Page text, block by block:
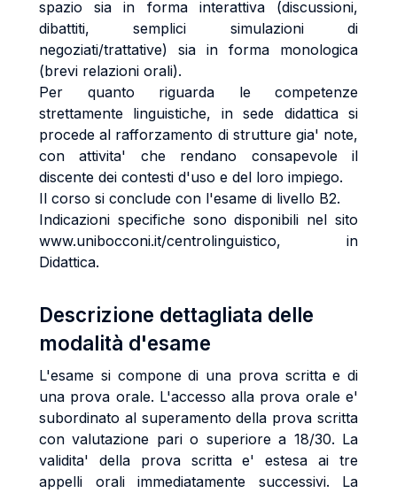
spazio sia in forma interattiva (discussioni,
dibattiti, semplici simulazioni di
negoziati/trattative) sia in forma monologica
(brevi relazioni orali).
Per quanto riguarda le competenze
strettamente linguistiche, in sede didattica si
procede al rafforzamento di strutture gia' note,
con attivita' che rendano consapevole il
discente dei contesti d'uso e del loro impiego.
Il corso si conclude con l'esame di livello B2.
Indicazioni specifiche sono disponibili nel sito
www.unibocconi.it/centrolinguistico, in
Didattica.
Descrizione dettagliata delle
modalità d'esame
L'esame si compone di una prova scritta e di
una prova orale. L'accesso alla prova orale e'
subordinato al superamento della prova scritta
con valutazione pari o superiore a 18/30. La
validita' della prova scritta e' estesa ai tre
appelli orali immediatamente successivi. La